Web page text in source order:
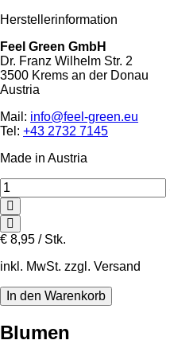
Herstellerinformation
Feel Green GmbH
Dr. Franz Wilhelm Str. 2
3500 Krems an der Donau
Austria
Mail: info@feel-green.eu
Tel: +43 2732 7145
Made in Austria
€ 8,95 / Stk.
inkl. MwSt. zzgl. Versand
Blumen